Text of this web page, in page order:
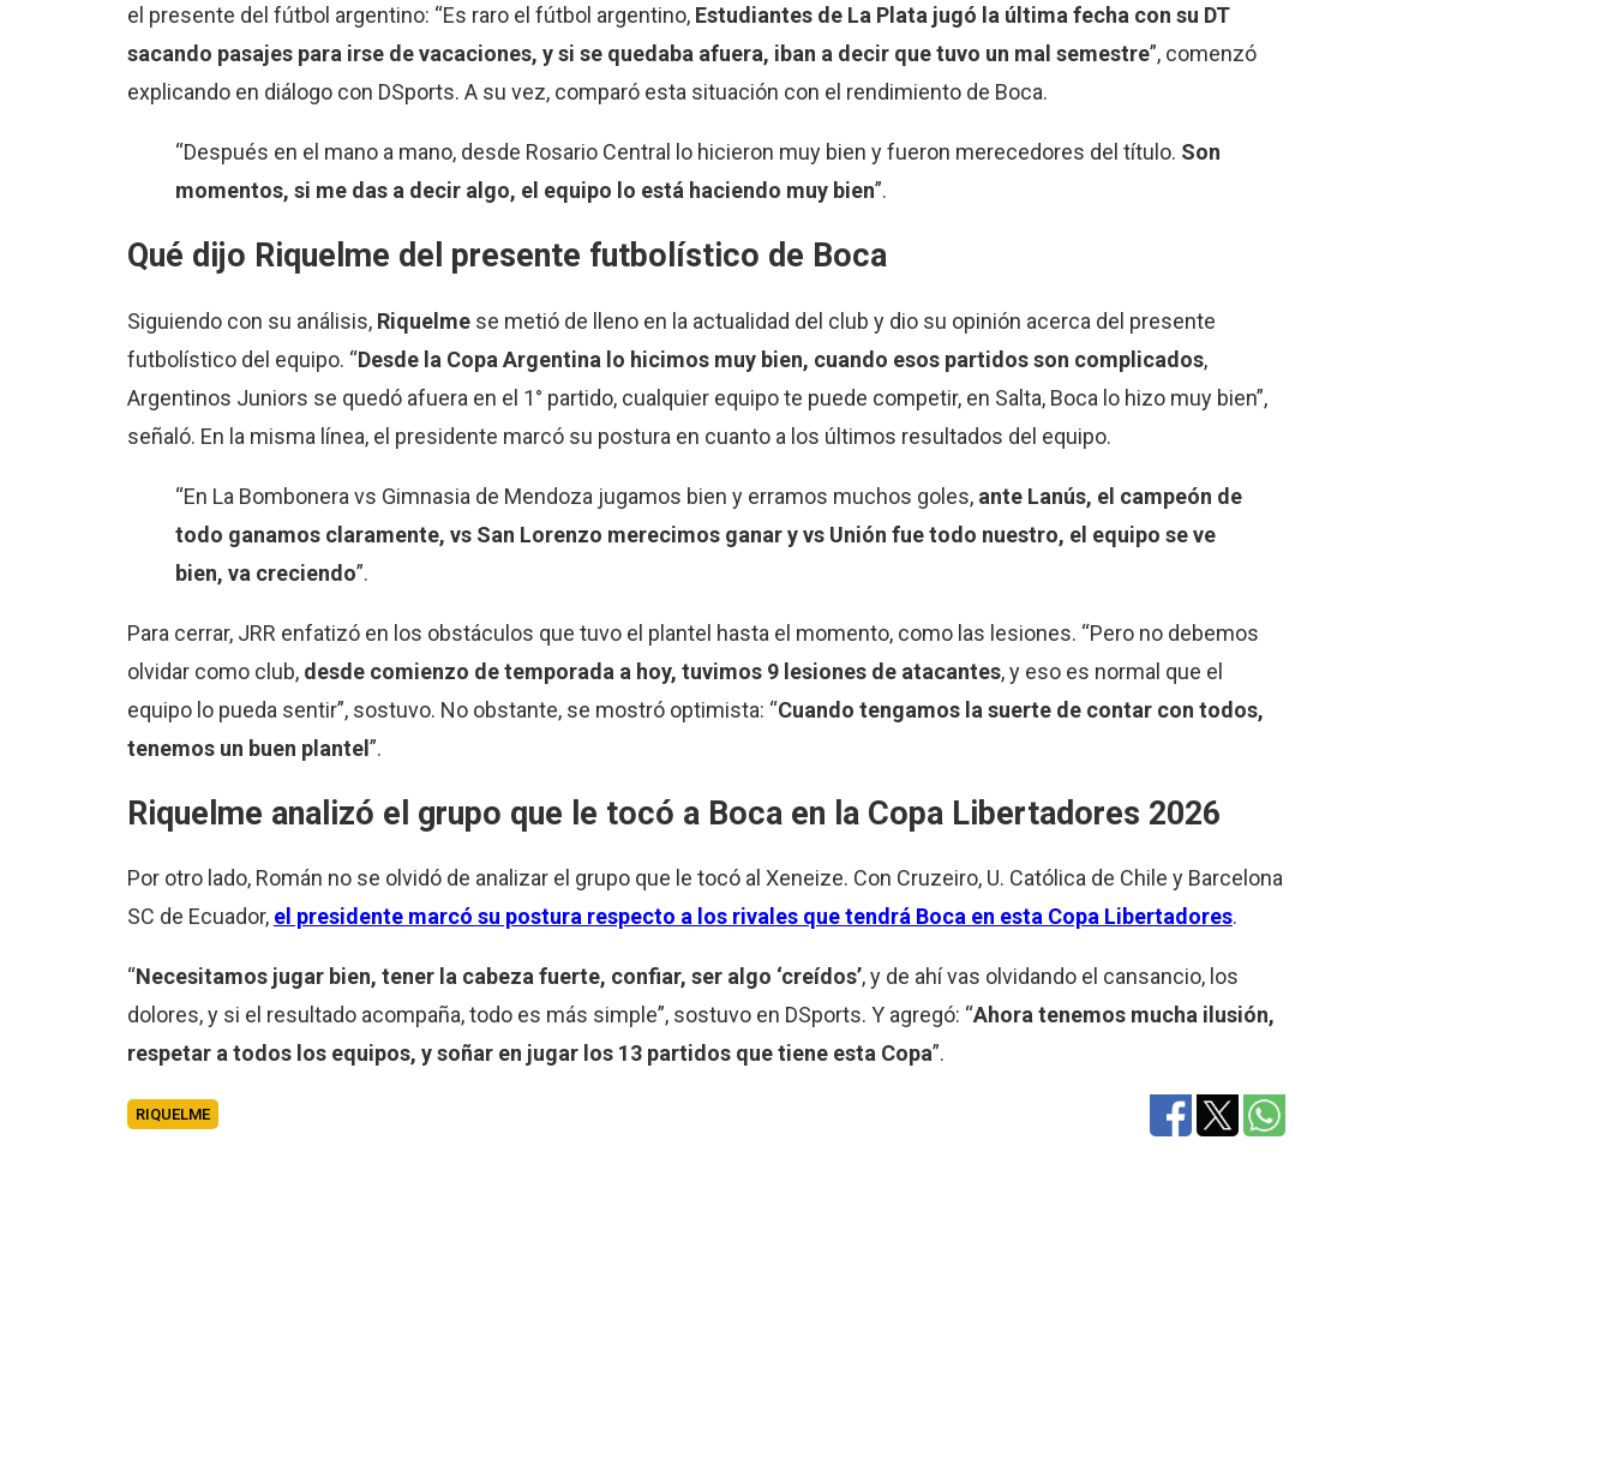
el presente del fútbol argentino: “Es raro el fútbol argentino, Estudiantes de La Plata jugó la última fecha con su DT
sacando pasajes para irse de vacaciones, y si se quedaba afuera, iban a decir que tuvo un mal semestre”, comenzó
explicando en diálogo con DSports. A su vez, comparó esta situación con el rendimiento de Boca.
“Después en el mano a mano, desde Rosario Central lo hicieron muy bien y fueron merecedores del título. Son
momentos, si me das a decir algo, el equipo lo está haciendo muy bien”.
Qué dijo Riquelme del presente futbolístico de Boca
Siguiendo con su análisis,Riquelmese metió de lleno en la actualidad del club y dio su opinión acerca del presente
futbolístico del equipo. “Desde la Copa Argentina lo hicimos muy bien, cuando esos partidos son complicados,
Argentinos Juniors se quedó afuera en el 1° partido, cualquier equipo te puede competir, en Salta, Boca lo hizo muy bien”,
señaló. En la misma línea, el presidente marcó su postura en cuanto a los últimos resultados del equipo.
“En La Bombonera vs Gimnasia de Mendoza jugamos bien y erramos muchos goles, ante Lanús, el campeón de
todo ganamos claramente, vs San Lorenzo merecimos ganar y vs Unión fue todo nuestro, el equipo se ve
bien, va creciendo”.
Para cerrar, JRR enfatizó en los obstáculos que tuvo el plantel hasta el momento, como las lesiones. “Pero no debemos
olvidar como club, desde comienzo de temporada a hoy, tuvimos 9 lesiones de atacantes, y eso es normal que el
equipo lo pueda sentir”, sostuvo. No obstante, se mostró optimista: “Cuando tengamos la suerte de contar con todos,
tenemos un buen plantel”.
Riquelme analizó el grupo que le tocó a Boca en la Copa Libertadores 2026
Por otro lado, Román no se olvidó de analizar el grupo que le tocó al Xeneize. Con Cruzeiro, U. Católica de Chile y Barcelona
SC de Ecuador, el presidente marcó su postura respecto a los rivales que tendrá Boca en esta Copa Libertadores.
“Necesitamos jugar bien, tener la cabeza fuerte, confiar, ser algo ‘creídos’, y de ahí vas olvidando el cansancio, los
dolores, y si el resultado acompaña, todo es más simple”, sostuvo en DSports. Y agregó: “Ahora tenemos mucha ilusión,
respetar a todos los equipos, y soñar en jugar los 13 partidos que tiene esta Copa”.
RIQUELME